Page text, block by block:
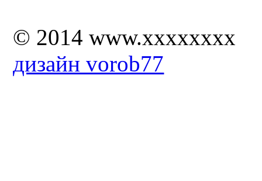
© 2014 www.xxxxxxxx
дизайн vorob77